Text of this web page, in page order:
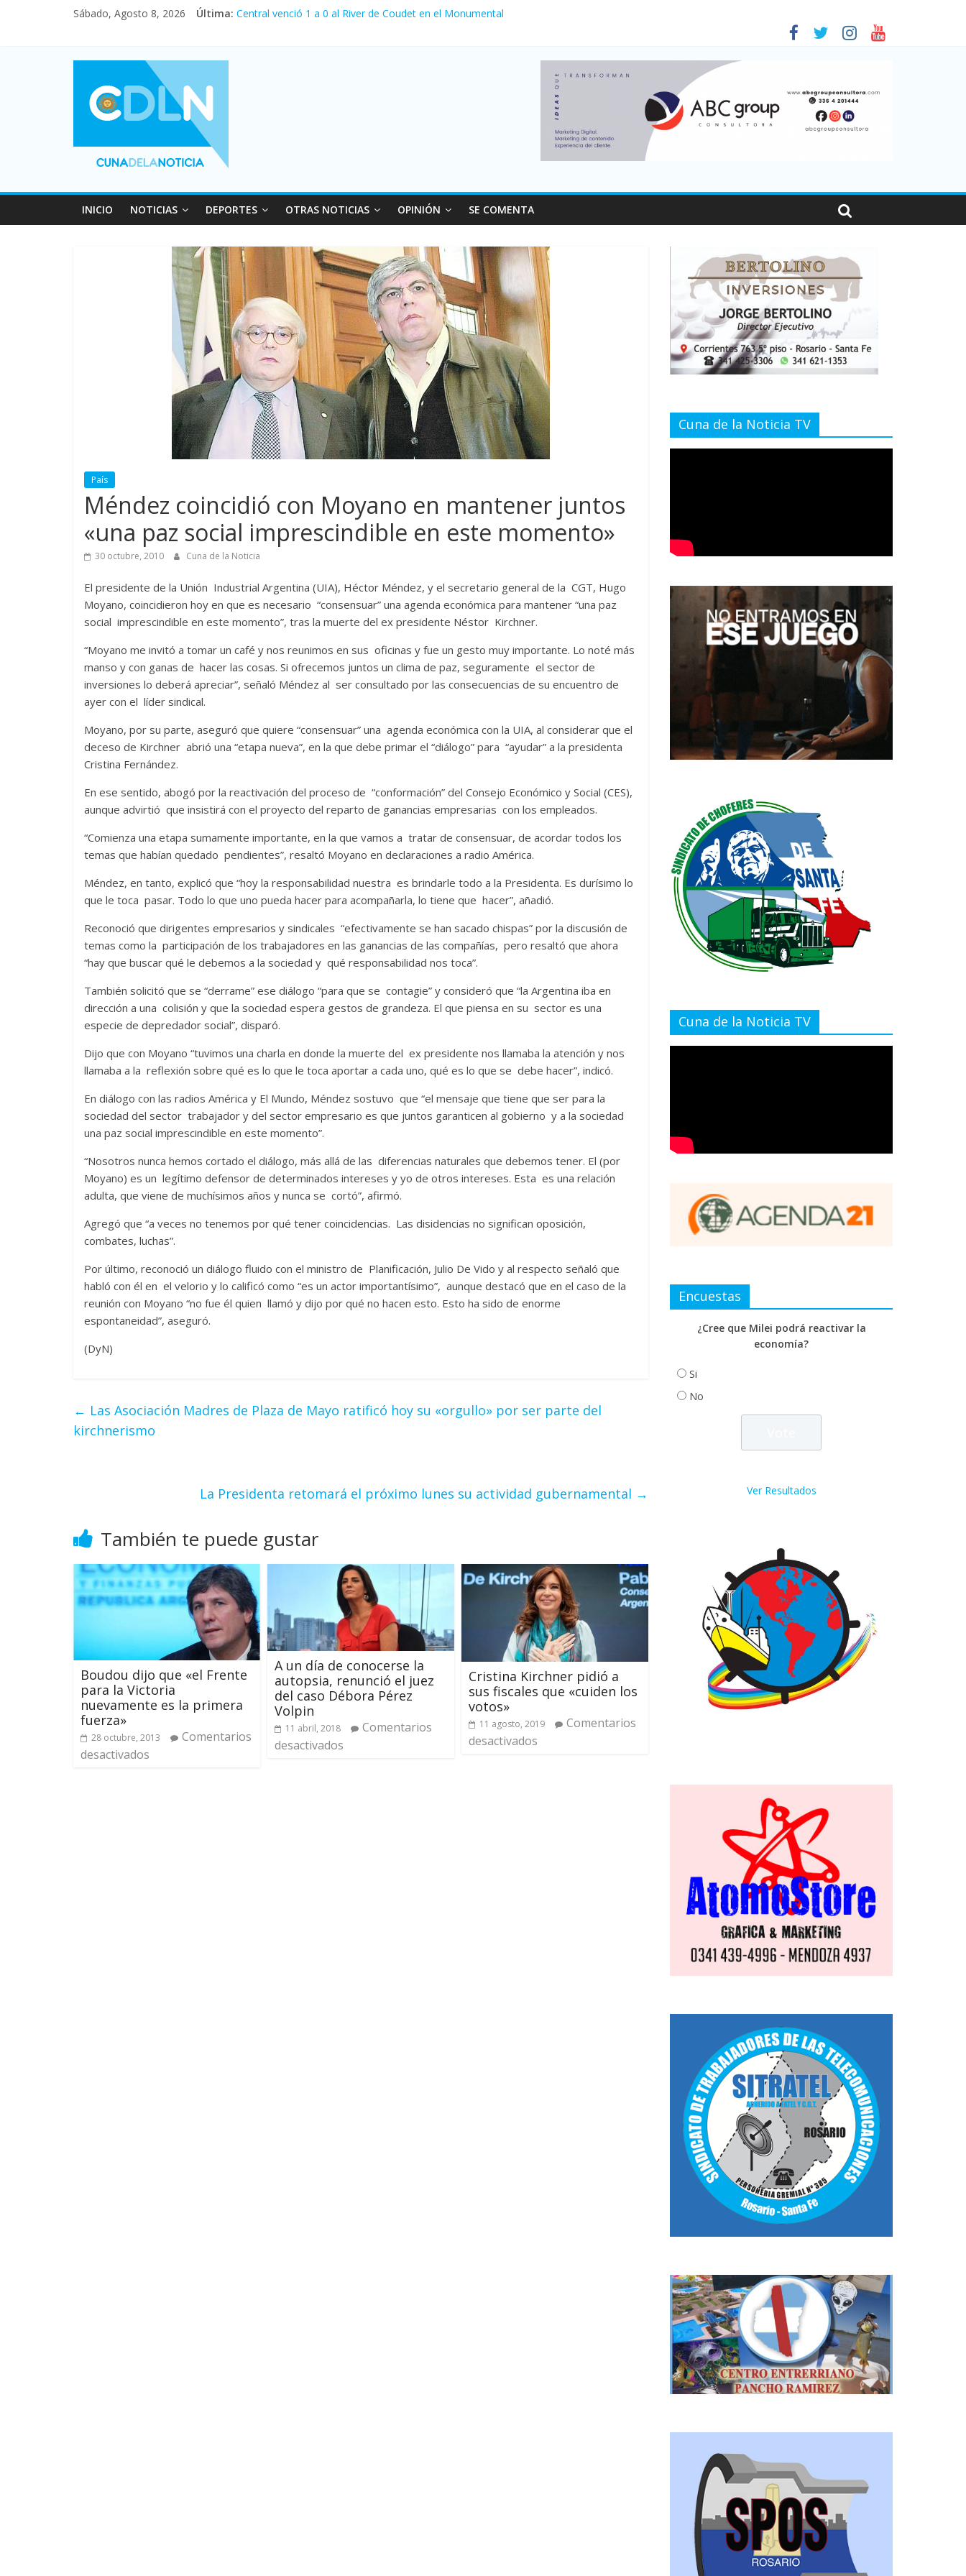
Sábado, Agosto 8, 2026 Última: Central venció 1 a 0 al River de Coudet en el Monumental
Vacaciones de invierno con más movimiento y consumo turístico: 4,6 millones de personas viajaron por el país, un 5,9% más que en 2025
Fuerte caída de la venta de autos usados en julio: bajó un 12,6% interanual
INICIO NOTICIAS DEPORTES OTRAS NOTICIAS OPINIÓN SE COMENTA
País
Méndez coincidió con Moyano en mantener juntos
«una paz social imprescindible en este momento»
30 octubre, 2010 Cuna de la Noticia
El presidente de la Unión Industrial Argentina (UIA), Héctor Méndez, y el secretario general de la CGT, Hugo
Moyano, coincidieron hoy en que es necesario “consensuar” una agenda económica para mantener “una paz
social imprescindible en este momento”, tras la muerte del ex presidente Néstor Kirchner.
“Moyano me invitó a tomar un café y nos reunimos en sus oficinas y fue un gesto muy importante. Lo noté más
manso y con ganas de hacer las cosas. Si ofrecemos juntos un clima de paz, seguramente el sector de
inversiones lo deberá apreciar”, señaló Méndez al ser consultado por las consecuencias de su encuentro de
ayer con el líder sindical.
Moyano, por su parte, aseguró que quiere “consensuar” una agenda económica con la UIA, al considerar que el
deceso de Kirchner abrió una “etapa nueva”, en la que debe primar el “diálogo” para “ayudar” a la presidenta
Cristina Fernández.
En ese sentido, abogó por la reactivación del proceso de “conformación” del Consejo Económico y Social (CES),
aunque advirtió que insistirá con el proyecto del reparto de ganancias empresarias con los empleados.
“Comienza una etapa sumamente importante, en la que vamos a tratar de consensuar, de acordar todos los
temas que habían quedado pendientes”, resaltó Moyano en declaraciones a radio América.
Méndez, en tanto, explicó que “hoy la responsabilidad nuestra es brindarle todo a la Presidenta. Es durísimo lo
que le toca pasar. Todo lo que uno pueda hacer para acompañarla, lo tiene que hacer”, añadió.
Reconoció que dirigentes empresarios y sindicales “efectivamente se han sacado chispas” por la discusión de
temas como la participación de los trabajadores en las ganancias de las compañías, pero resaltó que ahora
“hay que buscar qué le debemos a la sociedad y qué responsabilidad nos toca”.
También solicitó que se “derrame” ese diálogo “para que se contagie” y consideró que “la Argentina iba en
dirección a una colisión y que la sociedad espera gestos de grandeza. El que piensa en su sector es una
especie de depredador social”, disparó.
Dijo que con Moyano “tuvimos una charla en donde la muerte del ex presidente nos llamaba la atención y nos
llamaba a la reflexión sobre qué es lo que le toca aportar a cada uno, qué es lo que se debe hacer”, indicó.
En diálogo con las radios América y El Mundo, Méndez sostuvo que “el mensaje que tiene que ser para la
sociedad del sector trabajador y del sector empresario es que juntos garanticen al gobierno y a la sociedad
una paz social imprescindible en este momento”.
“Nosotros nunca hemos cortado el diálogo, más allá de las diferencias naturales que debemos tener. El (por
Moyano) es un legítimo defensor de determinados intereses y yo de otros intereses. Esta es una relación
adulta, que viene de muchísimos años y nunca se cortó”, afirmó.
Agregó que “a veces no tenemos por qué tener coincidencias. Las disidencias no significan oposición,
combates, luchas”.
Por último, reconoció un diálogo fluido con el ministro de Planificación, Julio De Vido y al respecto señaló que
habló con él en el velorio y lo calificó como “es un actor importantísimo”, aunque destacó que en el caso de la
reunión con Moyano “no fue él quien llamó y dijo por qué no hacen esto. Esto ha sido de enorme
espontaneidad”, aseguró.
(DyN)
← Las Asociación Madres de Plaza de Mayo ratificó hoy su «orgullo» por ser parte del
kirchnerismo
La Presidenta retomará el próximo lunes su actividad gubernamental →
También te puede gustar
Boudou dijo que «el Frente
para la Victoria
nuevamente es la primera
fuerza»
28 octubre, 2013
Comentarios
desactivados
A un día de conocerse la
autopsia, renunció el juez
del caso Débora Pérez
Volpin
11 abril, 2018
Comentarios
desactivados
Cristina Kirchner pidió a
sus fiscales que «cuiden los
votos»
11 agosto, 2019
Comentarios
desactivados
Cuna de la Noticia TV
Cuna de la Noticia TV
Encuestas
¿Cree que Milei podrá reactivar la
economía?
Si
No
Ver Resultados